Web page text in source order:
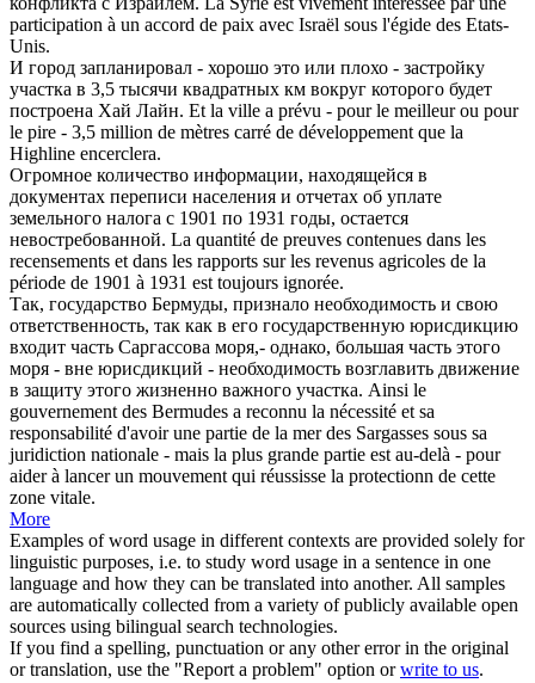
participation à un accord de paix avec Israël sous l'égide des Etats-
Unis.
И город запланировал - хорошо это или плохо - застройку
участка в 3,5 тысячи квадратных км вокруг которого будет
построена Хай Лайн. Et la ville a prévu - pour le meilleur ou pour
le pire - 3,5 million de mètres carré de développement que la
Highline encerclera.
Огромное количество информации, находящейся в
документах переписи населения и отчетах об уплате
земельного налога с 1901 по 1931 годы, остается
невостребованной. La quantité de preuves contenues dans les
recensements et dans les rapports sur les revenus agricoles de la
période de 1901 à 1931 est toujours ignorée.
Так, государство Бермуды, признало необходимость и свою
ответственность, так как в его государственную юрисдикцию
входит часть Саргассова моря,- однако, большая часть этого
моря - вне юрисдикций - необходимость возглавить движение
в защиту этого жизненно важного участка. Ainsi le
gouvernement des Bermudes a reconnu la nécessité et sa
responsabilité d'avoir une partie de la mer des Sargasses sous sa
juridiction nationale - mais la plus grande partie est au-delà - pour
aider à lancer un mouvement qui réussisse la protectionn de cette
zone vitale.
More
Examples of word usage in different contexts are provided solely for
linguistic purposes, i.e. to study word usage in a sentence in one
language and how they can be translated into another. All samples
are automatically collected from a variety of publicly available open
sources using bilingual search technologies.
If you find a spelling, punctuation or any other error in the original
or translation, use the "Report a problem" option orwrite to us.